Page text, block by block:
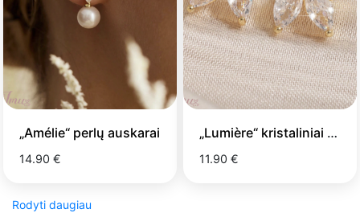
„Amélie“ perlų auskarai
14.90 €
„Lumière“ kristaliniai auskarai
11.90 €
Rodyti daugiau